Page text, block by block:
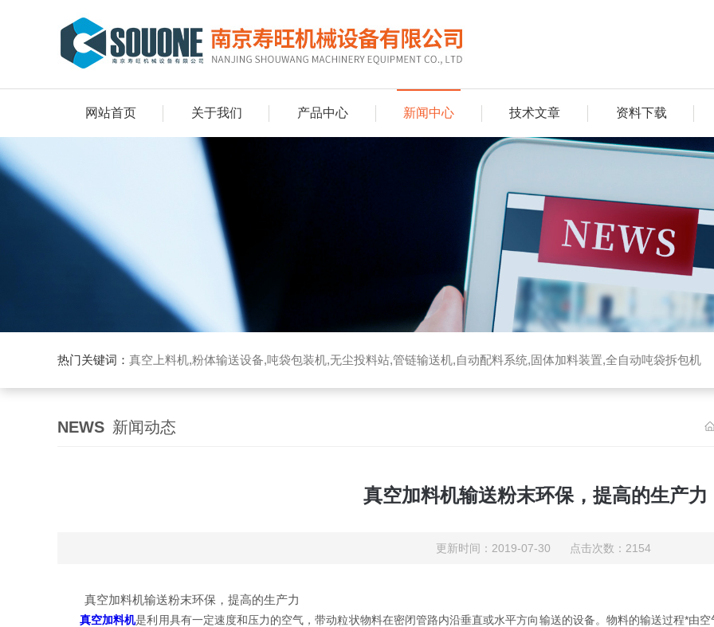
网站首页 关于我们 产品中心 新闻中心 技术文章 资料下载
热门关键词： 真空上料机,粉体输送设备,吨袋包装机,无尘投料站,管链输送机,自动配料系统,固体加料装置,全自动吨袋拆包机
NEWS 新闻动态
真空加料机输送粉末环保，提高的生产力
更新时间：2019-07-30 点击次数：2154
真空加料机输送粉末环保，提高的生产力
真空加料机是利用具有一定速度和压力的空气，带动粒状物料在密闭管路内沿垂直或水平方向输送的设备。物料的输送过程*由